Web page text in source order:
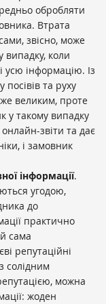
обробляти
Втрата
звісно, може
випадку, коли
усю інформацію. Із
та руху
великим, проте
у такому випадку
звіти та дає
і замовник
інформації.
угодою,
до
практично
сама
репутаційні
солідним
можна
жоден